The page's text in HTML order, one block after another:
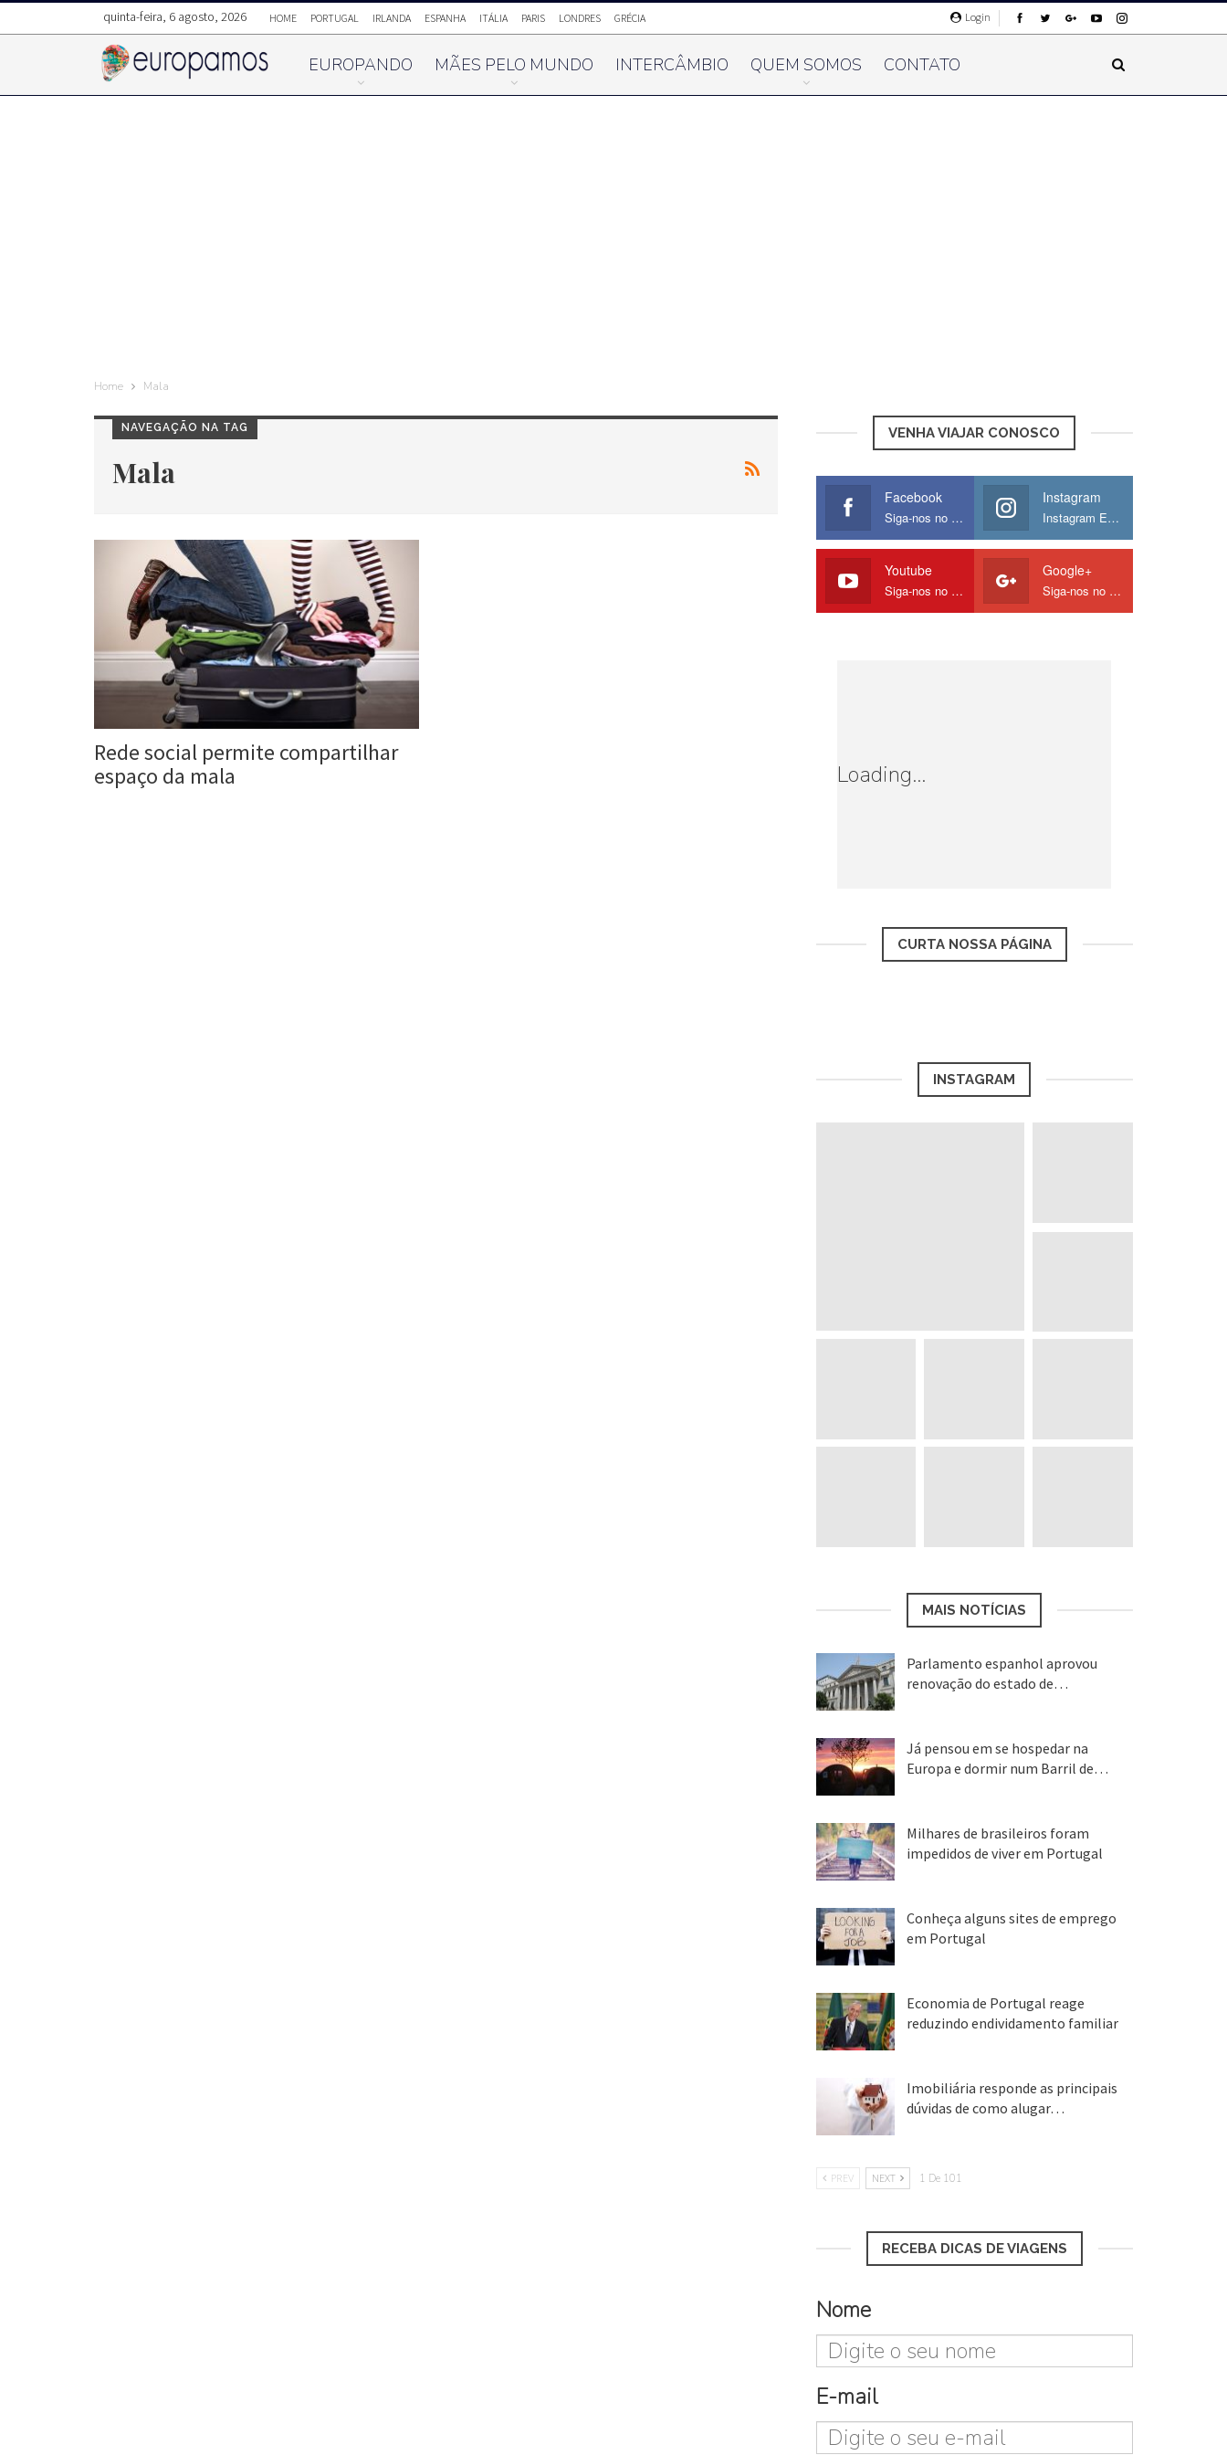
Login
quinta-feira, 6 agosto, 2026 HOME PORTUGAL IRLANDA ESPANHA ITÁLIA PARIS LONDRES GRÉCIA
EUROPANDO MÃES PELO MUNDO INTERCÂMBIO QUEM SOMOS CONTATO
Home Mala
NAVEGAÇÃO NA TAG
Mala
Rede social permite compartilhar
espaço da mala
VENHA VIAJAR CONOSCO
Facebook
Siga-nos no Facebook
Instagram
Instagram Europamos
Youtube
Siga-nos no Youtube
Google+
Siga-nos no Google
Loading...
CURTA NOSSA PÁGINA
INSTAGRAM
MAIS NOTÍCIAS
Parlamento espanhol aprovou
renovação do estado de…
Já pensou em se hospedar na
Europa e dormir num Barril de…
Milhares de brasileiros foram
impedidos de viver em Portugal
Conheça alguns sites de emprego
em Portugal
Economia de Portugal reage
reduzindo endividamento familiar
Imobiliária responde as principais
dúvidas de como alugar…
PREV NEXT 1 De 101
RECEBA DICAS DE VIAGENS
Nome
E-mail